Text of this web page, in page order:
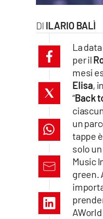
cosenzachannel.it
catanzarochannel.it
lacapitalenews.it
ILARIO BALÌ
La
per il
mesi
Elisa,
“Back
un
tappe
solo
Music
green.